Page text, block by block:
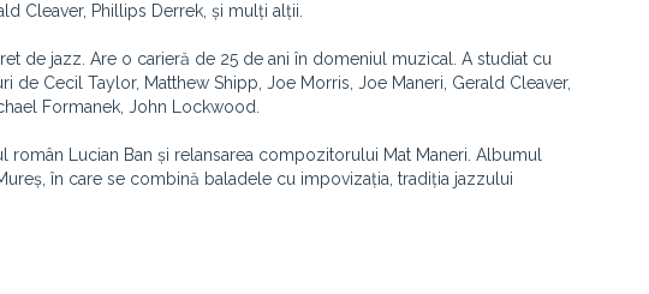
Cleaver, Phillips Derrek, și mulți alții.
de jazz. Are o carieră de 25 de ani în domeniul muzical. A studiat cu
de Cecil Taylor, Matthew Shipp, Joe Morris, Joe Maneri, Gerald Cleaver,
Formanek, John Lockwood.
român Lucian Ban și relansarea compozitorului Mat Maneri. Albumul
în care se combină baladele cu impovizația, tradiția jazzului